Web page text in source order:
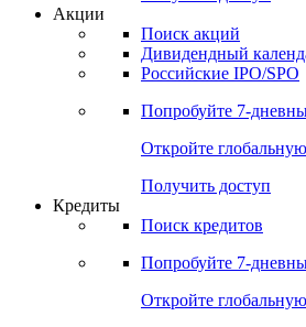
Акции
Поиск акций
Дивидендный
Российские IPO/SPO
Попробуйте 7-
Откройте
Получить доступ
Кредиты
Поиск кредитов
Попробуйте 7-
Откройте